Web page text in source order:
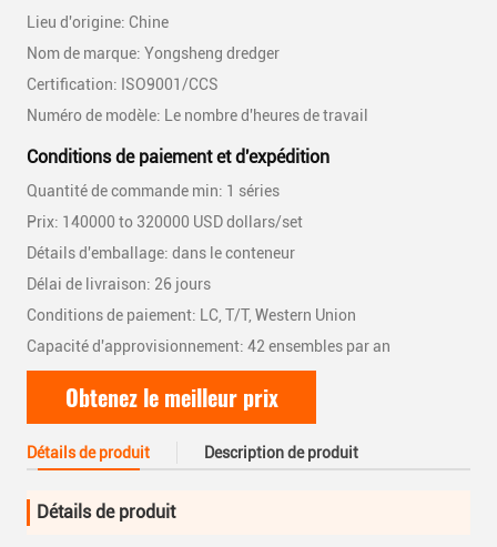
Lieu d'origine: Chine
Nom de marque: Yongsheng dredger
Certification: ISO9001/CCS
Numéro de modèle: Le nombre d'heures de travail
Conditions de paiement et d'expédition
Quantité de commande min: 1 séries
Prix: 140000 to 320000 USD dollars/set
Détails d'emballage: dans le conteneur
Délai de livraison: 26 jours
Conditions de paiement: LC, T/T, Western Union
Capacité d'approvisionnement: 42 ensembles par an
Obtenez le meilleur prix
Détails de produit Description de produit
Détails de produit